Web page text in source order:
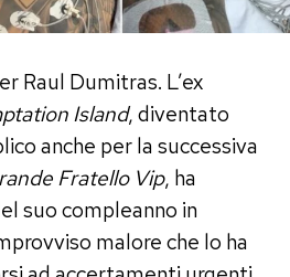
ricucire per circa due mesi
ripetere gli stessi
tra loro non esiste alcun
il dolore»
Raul Dumitras. L’ex
Island, diventato
anche per la successiva
Fratello Vip, ha
suo compleanno in
malore che lo ha